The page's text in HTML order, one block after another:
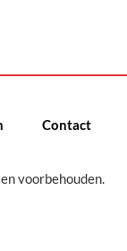
Contact
voorbehouden.